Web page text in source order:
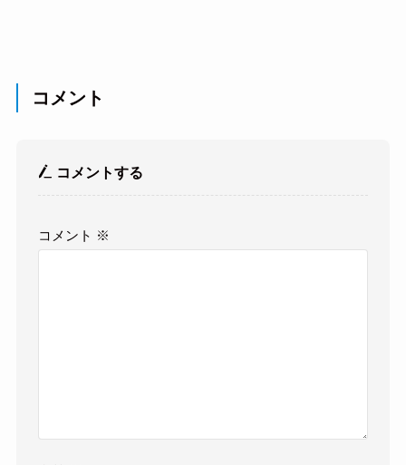
コメント
コメントする
コメント ※